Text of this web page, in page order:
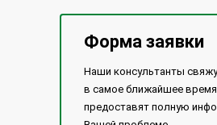
Форма заявки
Наши консультанты
в самое ближайшее время
предоставят полную